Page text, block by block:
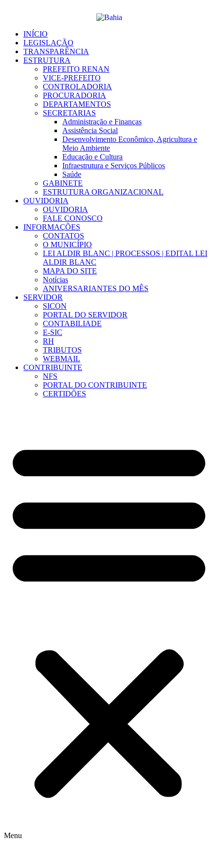
conteúdoINÍCIO
LEGISLAÇÃO
TRANSPARÊNCIA
ESTRUTURA
PREFEITO RENAN
VICE-PREFEITO
CONTROLADORIA
PROCURADORIA
DEPARTAMENTOS
SECRETARIAS
Administração e Finanças
Assistência Social
Desenvolvimento Econômico, Agricultura e
Meio Ambiente
Educação e Cultura
Infraestrutura e Serviços Públicos
Saúde
GABINETE
ESTRUTURA ORGANIZACIONAL
OUVIDORIA
OUVIDORIA
FALE CONOSCO
INFORMAÇÕES
CONTATOS
O MUNICÍPIO
LEI ALDIR BLANC | PROCESSOS | EDITAL LEI
ALDIR BLANC
MAPA DO SITE
Notícias
ANIVERSARIANTES DO MÊS
SERVIDOR
SICON
PORTAL DO SERVIDOR
CONTABILIADE
E-SIC
RH
TRIBUTOS
WEBMAIL
CONTRIBUINTE
NFS
PORTAL DO CONTRIBUINTE
CERTIDÕES
Menu